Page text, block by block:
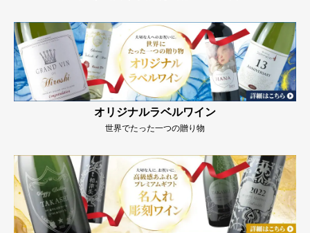
オリジナルラベルワイン
世界でたった一つの贈り物